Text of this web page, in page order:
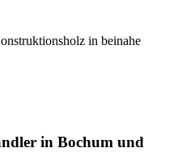
in beinahe
in Bochum und